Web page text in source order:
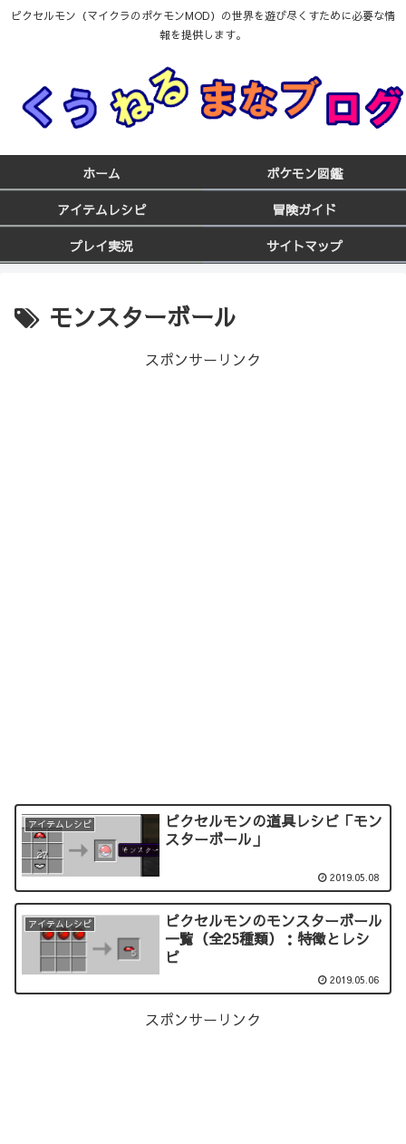
ピクセルモン（マイクラのポケモンMOD）の世界を遊び尽くすために必要な情
報を提供します。
ホーム
ポケモン図鑑
アイテムレシピ
冒険ガイド
プレイ実況
サイトマップ
モンスターボール
スポンサーリンク
アイテムレシピ
ピクセルモンの道具レシピ「モン
スターボール」
2019.05.08
アイテムレシピ
ピクセルモンのモンスターボール
一覧（全25種類）：特徴とレシ
ピ
2019.05.06
スポンサーリンク